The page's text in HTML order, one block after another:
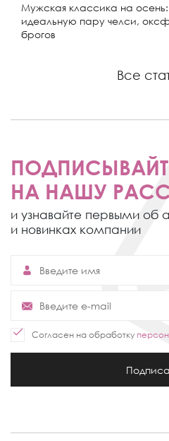
Мужская классика на осень:
идеальную пару челси,
брогов
Все
НА НАШУ
и узнавайте первыми об
и новинках компании
Согласен на обработку